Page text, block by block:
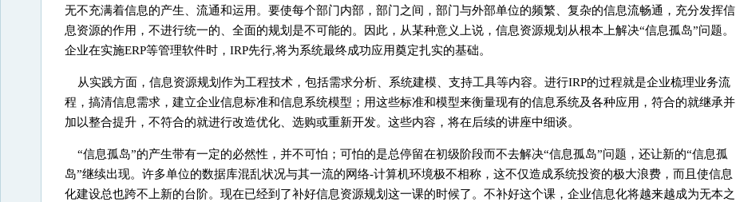
无不充满着信息的产生、流通和运用。要使每个部门内部，部门之间，部门与外部单位的频繁、复杂的信息流畅通，充分发挥信
息资源的作用，不进行统一的、全面的规划是不可能的。因此，从某种意义上说，信息资源规划从根本上解决“信息孤岛”问题。
企业在实施ERP等管理软件时，IRP先行,将为系统最终成功应用奠定扎实的基础。
从实践方面，信息资源规划作为工程技术，包括需求分析、系统建模、支持工具等内容。进行IRP的过程就是企业梳理业务流
程，搞清信息需求，建立企业信息标准和信息系统模型；用这些标准和模型来衡量现有的信息系统及各种应用，符合的就继承并
加以整合提升，不符合的就进行改造优化、选购或重新开发。这些内容，将在后续的讲座中细谈。
“信息孤岛”的产生带有一定的必然性，并不可怕；可怕的是总停留在初级阶段而不去解决“信息孤岛”问题，还让新的“信息孤
岛”继续出现。许多单位的数据库混乱状况与其一流的网络-计算机环境极不相称，这不仅造成系统投资的极大浪费，而且使信息
化建设总也跨不上新的台阶。现在已经到了补好信息资源规划这一课的时候了。不补好这个课，企业信息化将越来越成为无本之